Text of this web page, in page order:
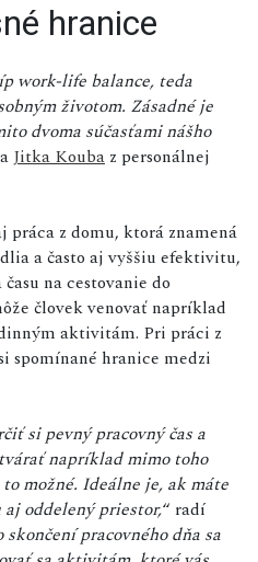
hranice
work-life balance, teda
životom. Zásadné je
dvoma súčasťami nášho
Jitka Kouba z personálnej
z domu, ktorá znamená
a často aj vyššiu efektivitu,
na cestovanie do
človek venovať napríklad
aktivitám. Pri práci z
spomínané hranice medzi
si pevný pracovný čas a
napríklad mimo toho
možné. Ideálne je, ak máte
oddelený priestor,“ radí
skončení pracovného dňa sa